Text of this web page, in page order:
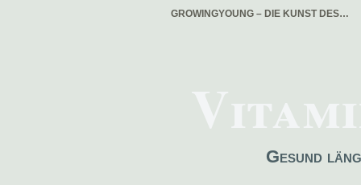
GROWINGYOUNG – DIE KUNST DES…
Gesund